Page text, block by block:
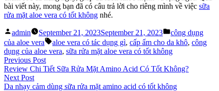
bài viết này, mong bạn đã có câu trả lời cho riêng mình về việc sữa
rửa mặt aloe vera có tốt không nhé.
Posted
by
admin September 21, 2023September 21, 2023
Posted
in
công dụng
của aloe vera
Tags:
aloe vera có tác dụng gì, cấp ẩm cho da khô, công
dụng của aloe vera, sữa rửa mặt aloe vera có tốt không
Post
navigation
Previous PostPrevious
post:
Review Chi Tiết Sữa Rửa Mặt Amino Acid Có Tốt Không?
Next PostNext
post:
Da nhạy cảm dùng sữa rửa mặt amino acid có tốt không